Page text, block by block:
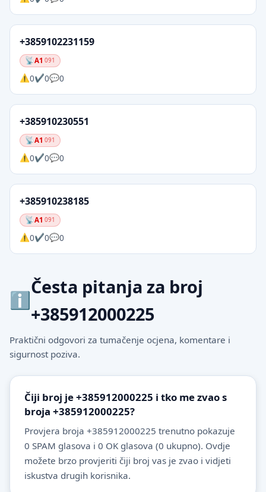
+3859102231159
A1 091
0 0 0
+385910230551
A1 091
0 0 0
+385910238185
A1 091
0 0 0
Česta pitanja za broj
+385912000225
Praktični odgovori za tumačenje ocjena, komentare i
sigurnost poziva.
Čiji broj je +385912000225 i tko me zvao s
broja +385912000225?
Provjera broja +385912000225 trenutno pokazuje
0 SPAM glasova i 0 OK glasova (0 ukupno). Ovdje
možete brzo provjeriti čiji broj vas je zvao i vidjeti
iskustva drugih korisnika.